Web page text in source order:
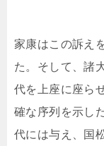
家康はこの訴え
た。そして、諸
代を上座に座ら
確な序列を示し
代には与え、国